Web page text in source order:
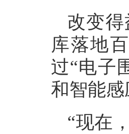
改变
库落地
过“电子
和智能感
“现在